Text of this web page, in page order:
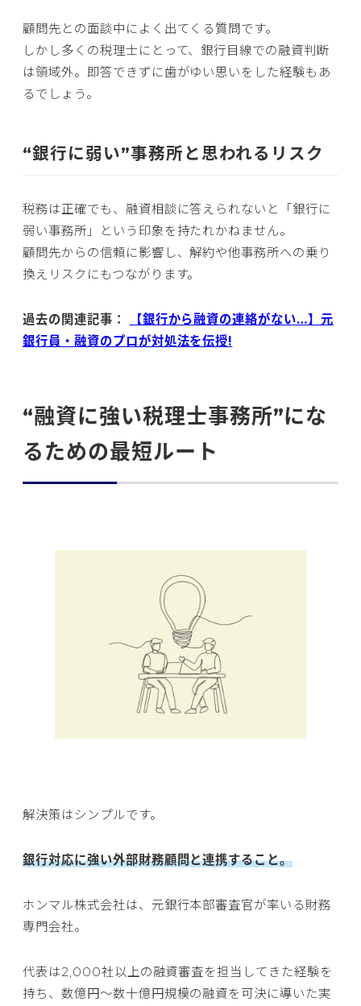
顧問先との面談中によく出てくる質問です。
しかし多くの税理士にとって、銀行目線での融資判断
は領域外。即答できずに歯がゆい思いをした経験もあ
るでしょう。
“銀行に弱い”事務所と思われるリスク
税務は正確でも、融資相談に答えられないと「銀行に
弱い事務所」という印象を持たれかねません。
顧問先からの信頼に影響し、解約や他事務所への乗り
換えリスクにもつながります。
過去の関連記事：
【銀行から融資の連絡がない…】元
銀行員・融資のプロが対処法を伝授!
“融資に強い税理士事務所”にな
るための最短ルート
解決策はシンプルです。
銀行対応に強い外部財務顧問と連携すること。
ホンマル株式会社は、元銀行本部審査官が率いる財務
専門会社。
代表は2,000社以上の融資審査を担当してきた経験を
持ち、数億円〜数十億円規模の融資を可決に導いた実